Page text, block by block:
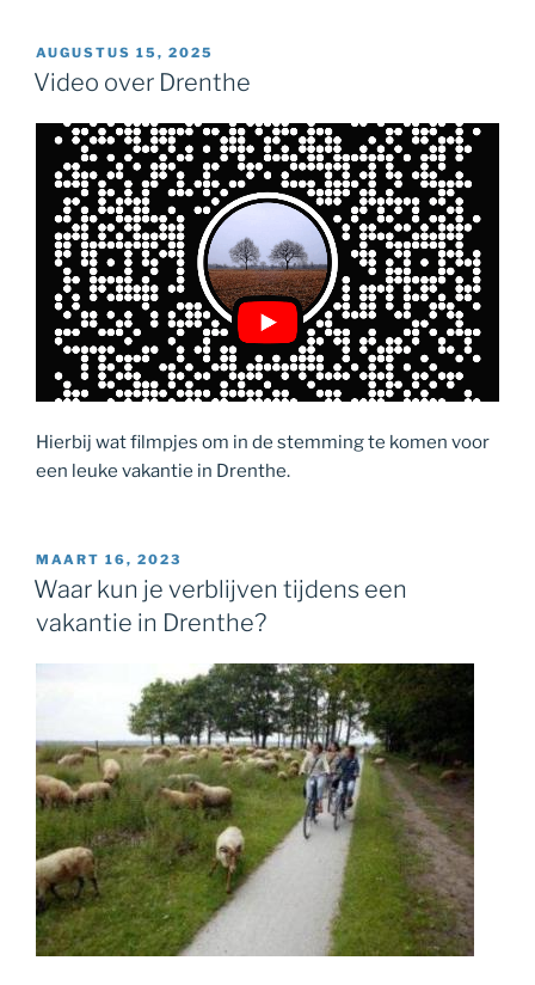
GEPLAATST
OP
AUGUSTUS 15, 2025
Video over Drenthe
Hierbij wat filmpjes om in de stemming te komen voor
een leuke vakantie in Drenthe.
GEPLAATST
OP
MAART 16, 2023
Waar kun je verblijven tijdens een
vakantie in Drenthe?